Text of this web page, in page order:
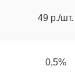
49 р./шт.
0,5%